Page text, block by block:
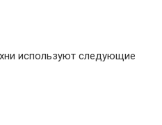
используют следующие